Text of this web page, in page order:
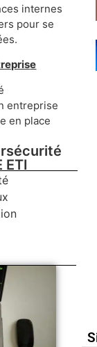
internes
pour se
e
entreprise
en place
ETI